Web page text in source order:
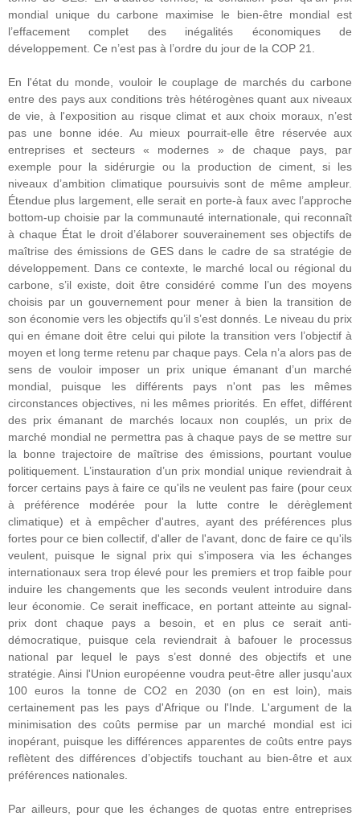
mondial unique du carbone maximise le bien-être mondial est
l’effacement complet des inégalités économiques de
développement. Ce n’est pas à l’ordre du jour de la COP 21.
En l'état du monde, vouloir le couplage de marchés du carbone
entre des pays aux conditions très hétérogènes quant aux niveaux
de vie, à l'exposition au risque climat et aux choix moraux, n’est
pas une bonne idée. Au mieux pourrait-elle être réservée aux
entreprises et secteurs « modernes » de chaque pays, par
exemple pour la sidérurgie ou la production de ciment, si les
niveaux d’ambition climatique poursuivis sont de même ampleur.
Étendue plus largement, elle serait en porte-à faux avec l’approche
bottom-up choisie par la communauté internationale, qui reconnaît
à chaque État le droit d’élaborer souverainement ses objectifs de
maîtrise des émissions de GES dans le cadre de sa stratégie de
développement. Dans ce contexte, le marché local ou régional du
carbone, s’il existe, doit être considéré comme l’un des moyens
choisis par un gouvernement pour mener à bien la transition de
son économie vers les objectifs qu’il s’est donnés. Le niveau du prix
qui en émane doit être celui qui pilote la transition vers l’objectif à
moyen et long terme retenu par chaque pays. Cela n’a alors pas de
sens de vouloir imposer un prix unique émanant d’un marché
mondial, puisque les différents pays n'ont pas les mêmes
circonstances objectives, ni les mêmes priorités. En effet, différent
des prix émanant de marchés locaux non couplés, un prix de
marché mondial ne permettra pas à chaque pays de se mettre sur
la bonne trajectoire de maîtrise des émissions, pourtant voulue
politiquement. L’instauration d’un prix mondial unique reviendrait à
forcer certains pays à faire ce qu'ils ne veulent pas faire (pour ceux
à préférence modérée pour la lutte contre le dérèglement
climatique) et à empêcher d'autres, ayant des préférences plus
fortes pour ce bien collectif, d'aller de l'avant, donc de faire ce qu'ils
veulent, puisque le signal prix qui s'imposera via les échanges
internationaux sera trop élevé pour les premiers et trop faible pour
induire les changements que les seconds veulent introduire dans
leur économie. Ce serait inefficace, en portant atteinte au signal-
prix dont chaque pays a besoin, et en plus ce serait anti-
démocratique, puisque cela reviendrait à bafouer le processus
national par lequel le pays s’est donné des objectifs et une
stratégie. Ainsi l'Union européenne voudra peut-être aller jusqu'aux
100 euros la tonne de CO2 en 2030 (on en est loin), mais
certainement pas les pays d'Afrique ou l'Inde. L'argument de la
minimisation des coûts permise par un marché mondial est ici
inopérant, puisque les différences apparentes de coûts entre pays
reflètent des différences d’objectifs touchant au bien-être et aux
préférences nationales.
Par ailleurs, pour que les échanges de quotas entre entreprises